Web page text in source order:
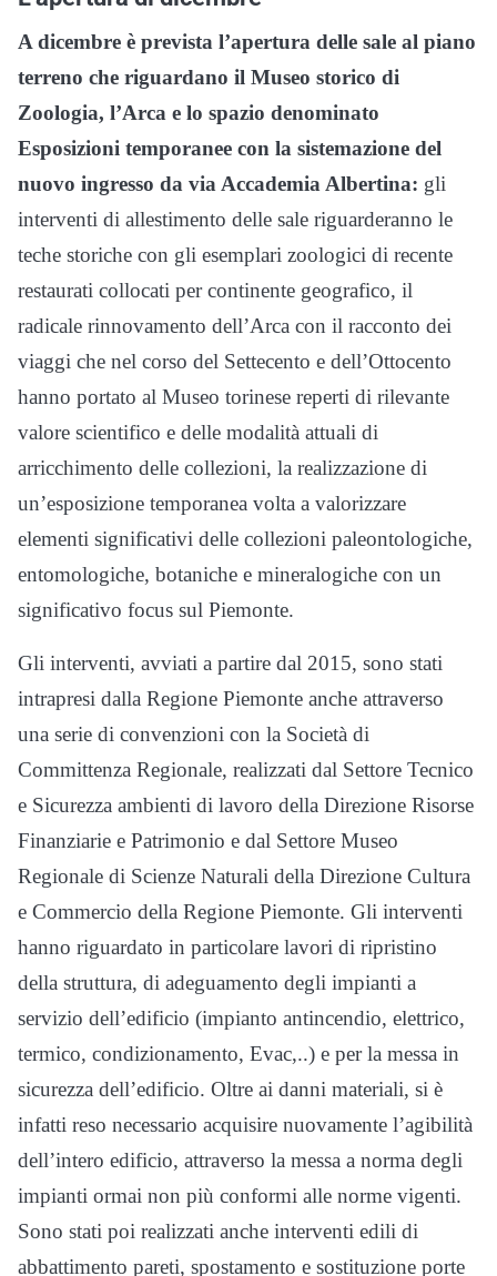
A dicembre è prevista l’apertura delle sale al piano
terreno che riguardano il Museo storico di
Zoologia, l’Arca e lo spazio denominato
Esposizioni temporanee con la sistemazione del
nuovo ingresso da via Accademia Albertina: gli
interventi di allestimento delle sale riguarderanno le
teche storiche con gli esemplari zoologici di recente
restaurati collocati per continente geografico, il
radicale rinnovamento dell’Arca con il racconto dei
viaggi che nel corso del Settecento e dell’Ottocento
hanno portato al Museo torinese reperti di rilevante
valore scientifico e delle modalità attuali di
arricchimento delle collezioni, la realizzazione di
un’esposizione temporanea volta a valorizzare
elementi significativi delle collezioni paleontologiche,
entomologiche, botaniche e mineralogiche con un
significativo focus sul Piemonte.
Gli interventi, avviati a partire dal 2015, sono stati
intrapresi dalla Regione Piemonte anche attraverso
una serie di convenzioni con la Società di
Committenza Regionale, realizzati dal Settore Tecnico
e Sicurezza ambienti di lavoro della Direzione Risorse
Finanziarie e Patrimonio e dal Settore Museo
Regionale di Scienze Naturali della Direzione Cultura
e Commercio della Regione Piemonte. Gli interventi
hanno riguardato in particolare lavori di ripristino
della struttura, di adeguamento degli impianti a
servizio dell’edificio (impianto antincendio, elettrico,
termico, condizionamento, Evac,..) e per la messa in
sicurezza dell’edificio. Oltre ai danni materiali, si è
infatti reso necessario acquisire nuovamente l’agibilità
dell’intero edificio, attraverso la messa a norma degli
impianti ormai non più conformi alle norme vigenti.
Sono stati poi realizzati anche interventi edili di
abbattimento pareti, spostamento e sostituzione porte